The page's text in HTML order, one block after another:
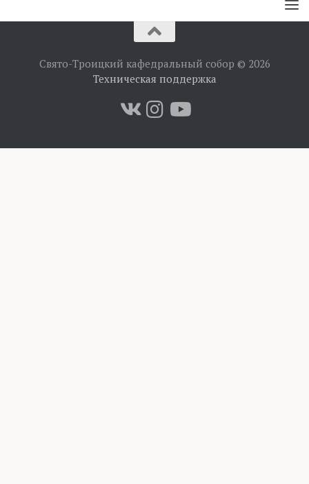
Свято-Троицкий кафедральный собор © 2026
Техническая поддержка